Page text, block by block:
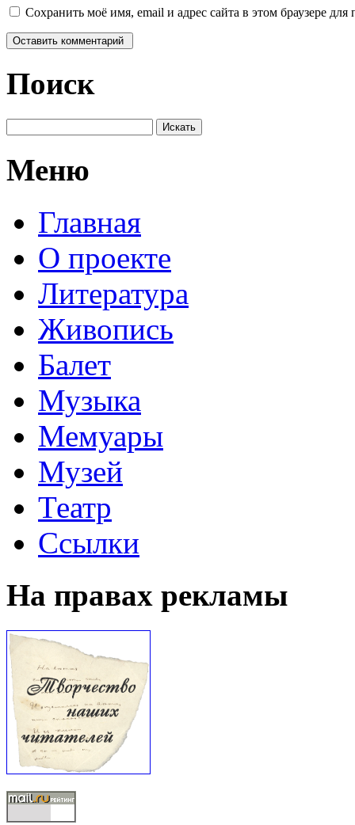
Сохранить моё имя, email и адрес сайта в этом браузере
Поиск
Меню
Главная
О проекте
Литература
Живопись
Балет
Музыка
Мемуары
Музей
Театр
Ссылки
На правах рекламы